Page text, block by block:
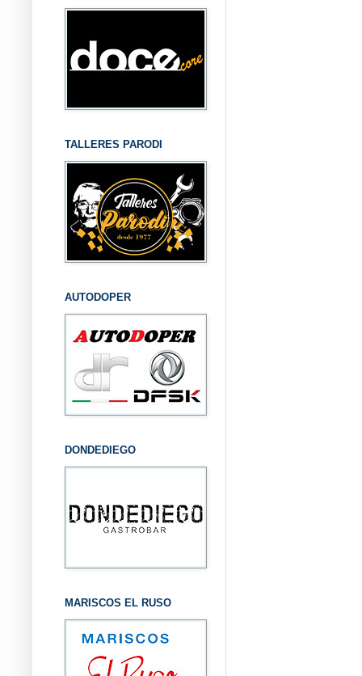
TALLERES PARODI
AUTODOPER
DONDEDIEGO
MARISCOS EL RUSO